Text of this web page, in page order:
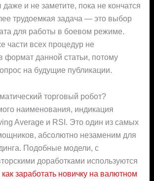
и не заметите, пока не кончатся
трудоемкая задача — это выбор
для работы в боевом режиме.
части всех процедур не
формат данной статьи, потому
на будущие публикации.
торговый робот?
наименования, индикация
Average и RSI. Это один из самых
абсолютно незаменим для
Подобные модели, с
доработками используются
как заработать новичку на валютном